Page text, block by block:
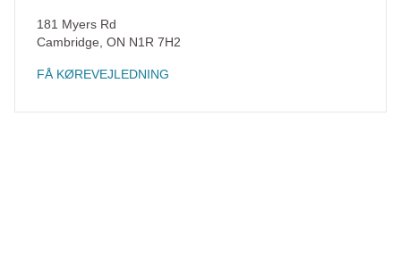
181 Myers Rd
Cambridge ON N1R 7H2
FÅ KØREVEJLEDNING